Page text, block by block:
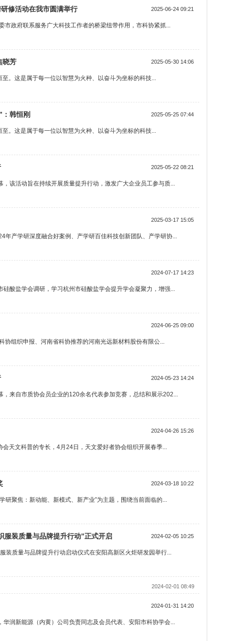
2025-06-24 09:21
修活动在我市圆满举行
政府联系服务广大科技工作者的桥梁纽带作用，市科协紧抓...
2025-05-30 14:06
晓芳
。这是属于每一位以智慧为火种、以奋斗为坐标的科技...
2025-05-25 07:44
韩恒刚
。这是属于每一位以智慧为火种、以奋斗为坐标的科技...
2025-05-22 08:21
该活动旨在持续开展质量提升行动，激发广大企业员工参与质...
2025-03-17 15:05
产学研深度融合好案例、产学研百佳科技创新团队、产学研协...
2024-07-17 14:23
酸盐学会调研，学习杭州市硅酸盐学会提升学会凝聚力，增强...
2024-06-25 09:00
协组织申报、河南省科协推荐的河南光远新材料股份有限公...
2024-05-23 14:24
来自市质协会员企业的120余名代表参加竞赛，总结和展示202...
2024-04-26 15:26
天文科普的专长，4月24日，天文爱好者协会组织开展春季...
2024-03-18 10:22
聚焦：新动能、新模式、新产业”为主题，围绕当前面临的...
2024-02-05 10:25
服装质量与品牌提升行动”正式开启
装质量与品牌提升行动启动仪式在安阳高新区火炬研发园举行...
2024-02-01 08:49
2024-01-31 14:20
润新能源（内黄）公司负责同志及会员代表、安阳市科协学会...